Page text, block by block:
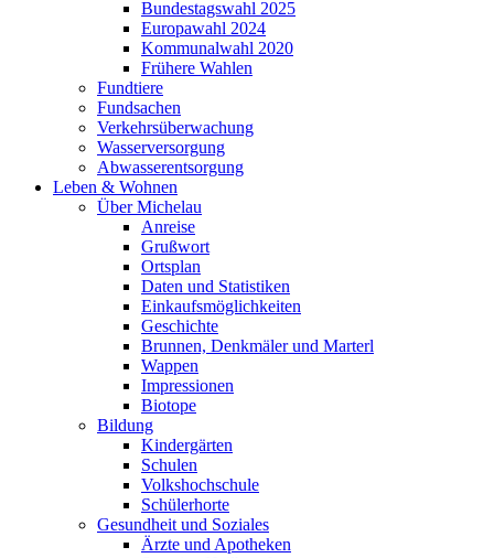
Bundestagswahl 2025
Europawahl 2024
Kommunalwahl 2020
Frühere Wahlen
Fundtiere
Fundsachen
Verkehrsüberwachung
Wasserversorgung
Abwasserentsorgung
Leben & Wohnen
Über Michelau
Anreise
Grußwort
Ortsplan
Daten und Statistiken
Einkaufsmöglichkeiten
Geschichte
Brunnen, Denkmäler und Marterl
Wappen
Impressionen
Biotope
Bildung
Kindergärten
Schulen
Volkshochschule
Schülerhorte
Gesundheit und Soziales
Ärzte und Apotheken